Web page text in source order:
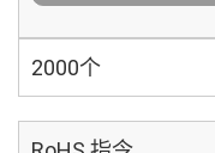
2000个